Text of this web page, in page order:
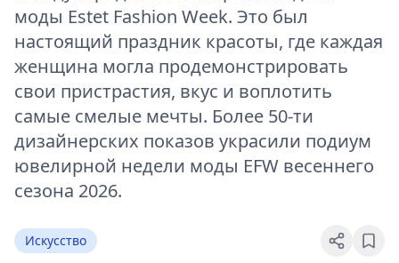
моды Estet Fashion Week. Это был
настоящий праздник красоты, где каждая
женщина могла продемонстрировать
свои пристрастия, вкус и воплотить
самые смелые мечты. Более 50-ти
дизайнерских показов украсили подиум
ювелирной недели моды EFW весеннего
сезона 2026.
Искусство